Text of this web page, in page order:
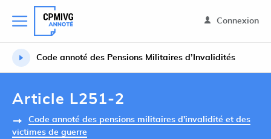
Connexion
Code annoté des Pensions Militaires d’Invalidités
Article L251-2
Code annoté des pensions militaires d'invalidité et des
victimes de guerre